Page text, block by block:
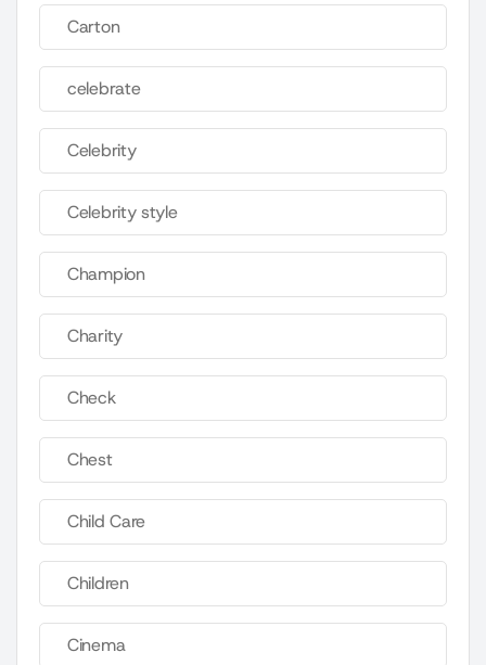
Carton
celebrate
Celebrity
Celebrity style
Champion
Charity
Check
Chest
Child Care
Children
Cinema